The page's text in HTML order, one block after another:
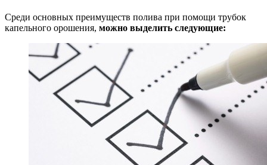
Среди основных преимуществ полива при помощи трубок
капельного орошения, можно выделить следующие: